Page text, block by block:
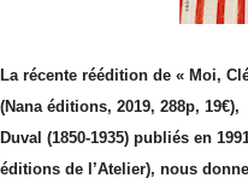
La récente réédition de « Moi,
(Nana éditions, 2019, 288p,
Duval (1850-1935) publiés en
éditions de l’Atelier), nous